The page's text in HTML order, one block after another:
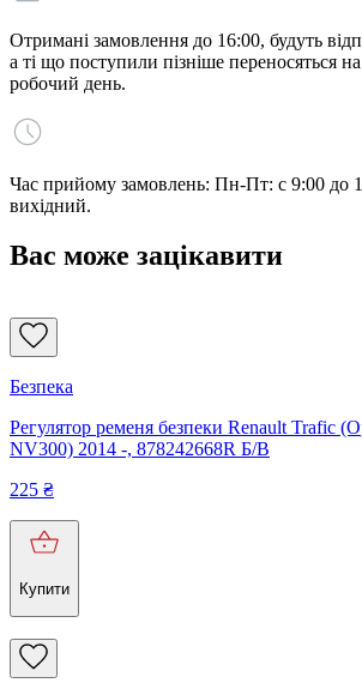
Отримані замовлення до 16:00, будуть
а ті що поступили пізніше переносяться
робочий день.
Час прийому замовлень: Пн-Пт: с 9:00 до
вихідний.
Вас може зацікавити
Безпека
Регулятор ременя безпеки Renault Trafic
NV300) 2014 -, 878242668R Б/В
225 ₴
Купити